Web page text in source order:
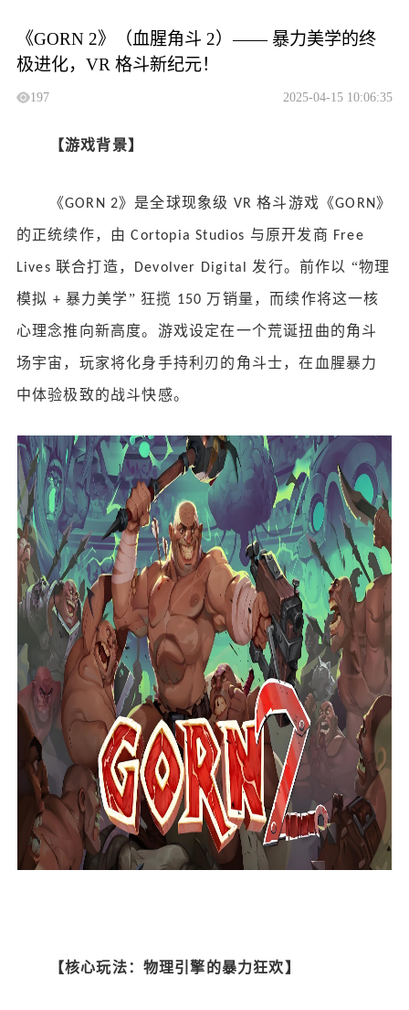
《GORN 2》（血腥角斗 2）—— 暴力美学的终
极进化，VR 格斗新纪元！
197 2025-04-15 10:06:35
【游戏背景】
《GORN 2》是全球现象级 VR格斗游戏《GORN 》
的正统续作，由Cortopia Studios 与原开发商 Free
Lives联合打造， Devolver Digital发行。前作以 “物理
模拟 + 暴力美学” 狂揽 150 万销量，而续作将这一核
心理念推向新高度。游戏设定在一个荒诞扭曲的角斗
场宇宙，玩家将化身手持利刃的角斗士，在血腥暴力
中体验极致的战斗快感。
【核心玩法：物理引擎的暴力狂欢】